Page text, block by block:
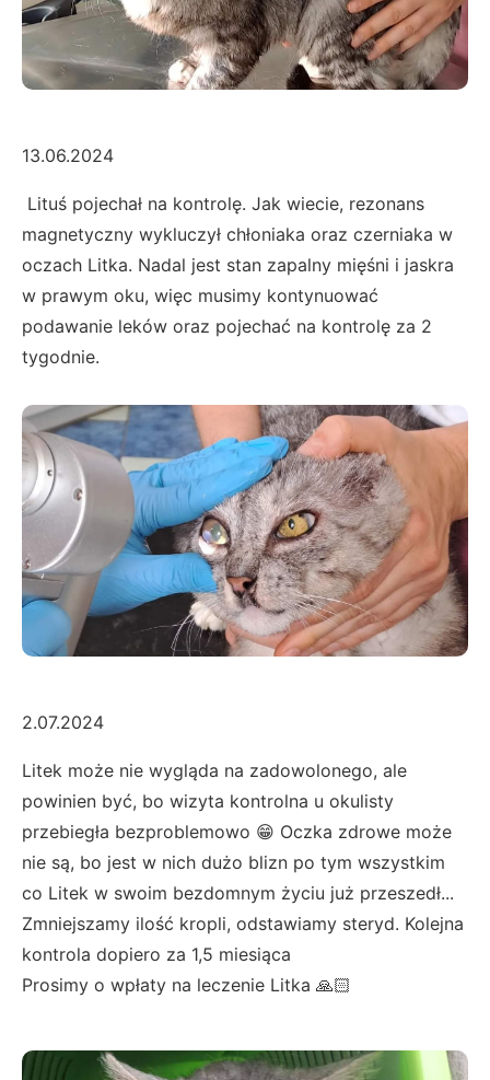
13.06.2024
Lituś pojechał na kontrolę. Jak wiecie, rezonans
magnetyczny wykluczył chłoniaka oraz czerniaka w
oczach Litka. Nadal jest stan zapalny mięśni i jaskra
w prawym oku, więc musimy kontynuować
podawanie leków oraz pojechać na kontrolę za 2
tygodnie.
2.07.2024
Litek może nie wygląda na zadowolonego, ale
powinien być, bo wizyta kontrolna u okulisty
przebiegła bezproblemowo 😁 Oczka zdrowe może
nie są, bo jest w nich dużo blizn po tym wszystkim
co Litek w swoim bezdomnym życiu już przeszedł...
Zmniejszamy ilość kropli, odstawiamy steryd. Kolejna
kontrola dopiero za 1,5 miesiąca
Prosimy o wpłaty na leczenie Litka 🙏🏻